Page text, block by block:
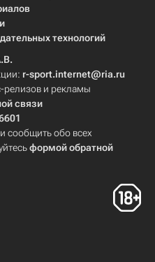
технологий
r-sport.internet@ria.ru
и рекламы
связи
сообщить обо всех
формой обратной